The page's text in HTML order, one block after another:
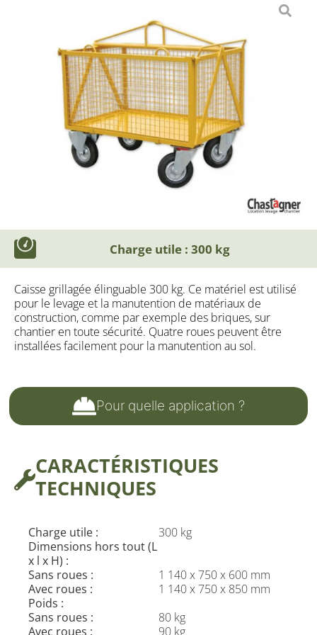
Charge utile : 300 kg
Caisse grillagée élinguable 300 kg. Ce matériel est utilisé
pour le levage et la manutention de matériaux de
construction, comme par exemple des briques, sur
chantier en toute sécurité. Quatre roues peuvent être
installées facilement pour la manutention au sol.
Pour quelle application ?
CARACTÉRISTIQUES
TECHNIQUES
Charge utile :
300 kg
Dimensions hors tout (L
x l x H) :
Sans roues :
1 140 x 750 x 600 mm
Avec roues :
1 140 x 750 x 850 mm
Poids :
Sans roues :
80 kg
Avec roues :
90 kg